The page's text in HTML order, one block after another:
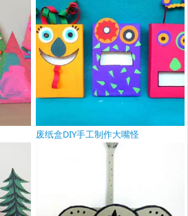
废纸盒DIY手工制作大嘴怪